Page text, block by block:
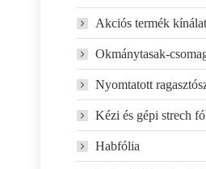
Akciós termék
Okmánytasak-
Nyomtatott
Kézi és gépi strech
Habfólia